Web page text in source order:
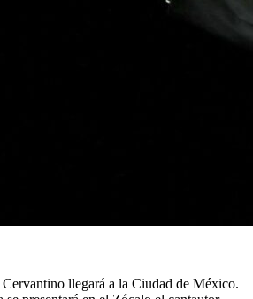
llegará a la Ciudad de México.